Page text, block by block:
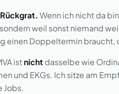
Wenn ich nicht da
weil sonst niemand
einen Doppeltermin
ist nicht dasselbe wie
und EKGs. Ich sitze am
Jobs.